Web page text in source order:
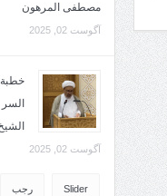
مصطفى المرهون
آگوست 02, 2025
آگوست 02, 2025
Slider رجب